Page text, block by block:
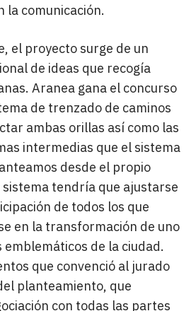
la comunicación.
el proyecto surge de un
de ideas que recogía
Aranea gana el concurso
de trenzado de caminos
ambas orillas así como las
intermedias que el sistema
desde el propio
tendría que ajustarse
de todos los que
en la transformación de uno
emblemáticos de la ciudad.
que convenció al jurado
planteamiento, que
con todas las partes